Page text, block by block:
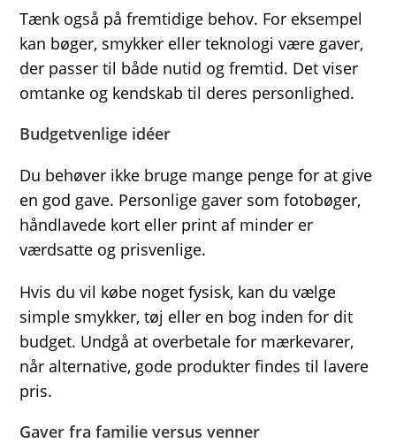
Tænk også på fremtidige behov. For eksempel
kan bøger, smykker eller teknologi være gaver,
der passer til både nutid og fremtid. Det viser
omtanke og kendskab til deres personlighed.
Budgetvenlige idéer
Du behøver ikke bruge mange penge for at give
en god gave. Personlige gaver som fotobøger,
håndlavede kort eller print af minder er
værdsatte og prisvenlige.
Hvis du vil købe noget fysisk, kan du vælge
simple smykker, tøj eller en bog inden for dit
budget. Undgå at overbetale for mærkevarer,
når alternative, gode produkter findes til lavere
pris.
Gaver fra familie versus venner